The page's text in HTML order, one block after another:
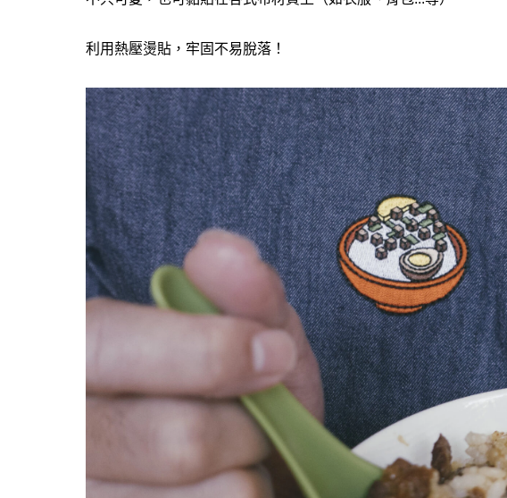
利用熱壓燙貼，牢固不易脫落！